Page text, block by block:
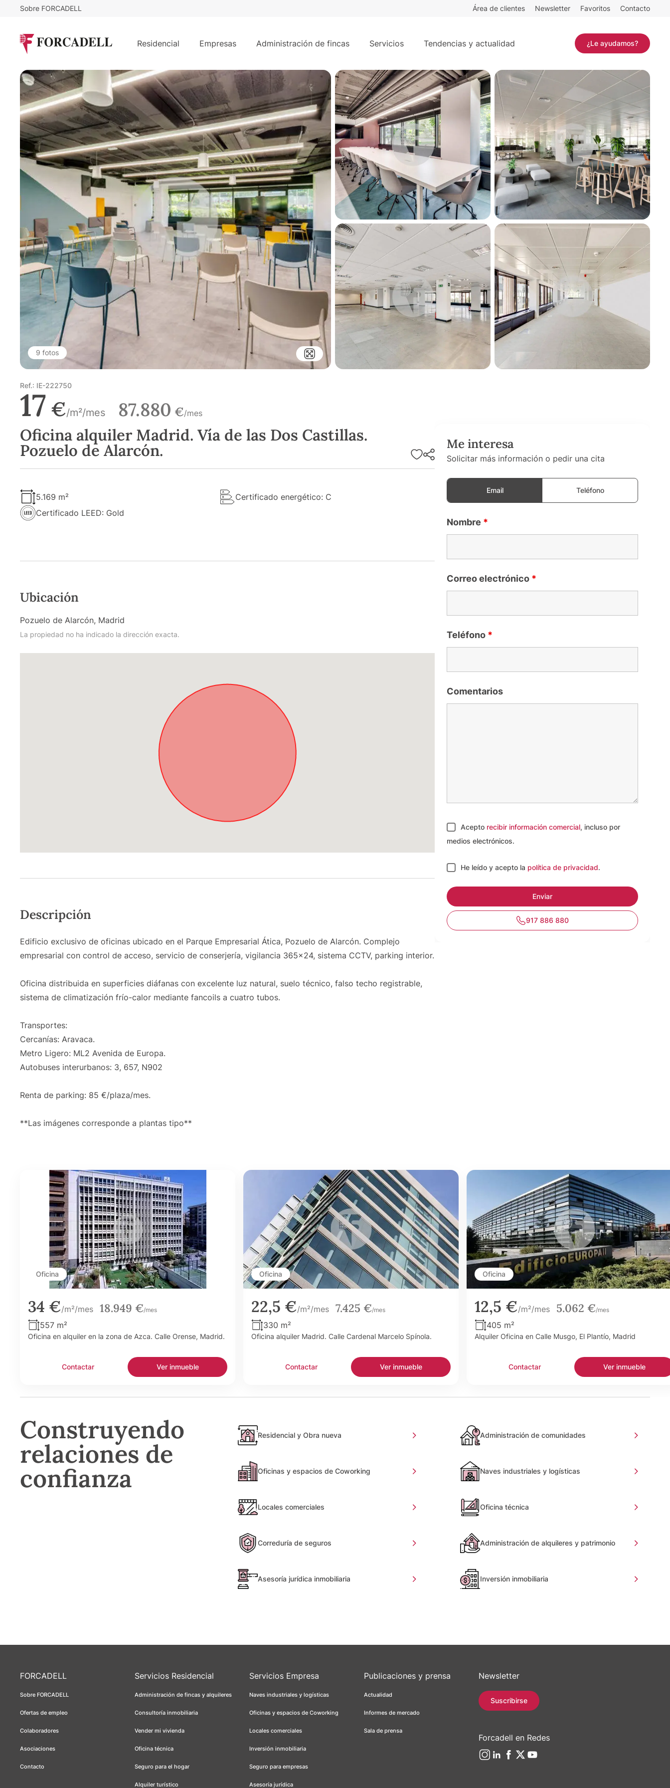
Sobre FORCADELL Área de clientes Newsletter Favoritos Contacto
Residencial Empresas Administración de fincas Servicios Tendencias y actualidad ¿Le ayudamos?
Oficina alquiler Madrid. Vía de las Dos Castillas. Pozuelo de Alarcón.
9 fotos
Ref.: IE-222750
17 €/m²/mes 87.880 €/mes
Oficina alquiler Madrid. Vía de las Dos Castillas.
Pozuelo de Alarcón.
5.169 m²
Certificado energético: C
Certificado LEED: Gold
Ubicación
Pozuelo de Alarcón, Madrid
La propiedad no ha indicado la dirección exacta.
Descripción
Edificio exclusivo de oficinas ubicado en el Parque Empresarial Ática, Pozuelo de Alarcón. Complejo
empresarial con control de acceso, servicio de conserjería, vigilancia 365x24, sistema CCTV, parking interior.
Oficina distribuida en superficies diáfanas con excelente luz natural, suelo técnico, falso techo registrable,
sistema de climatización frío-calor mediante fancoils a cuatro tubos.
Transportes:
Cercanías: Aravaca.
Metro Ligero: ML2 Avenida de Europa.
Autobuses interurbanos: 3, 657, N902
Renta de parking: 85 €/plaza/mes.
**Las imágenes corresponde a plantas tipo**
Me interesa
Solicitar más información o pedir una cita
Email Teléfono
Nombre *
Correo electrónico *
Teléfono *
Comentarios
Acepto recibir información comercial, incluso por
medios electrónicos.
He leído y acepto la política de privacidad.
917 886 880
Oficina
34 €/m²/mes 18.949 €/mes
557 m²
Oficina en alquiler en la zona de Azca. Calle Orense, Madrid.
Contactar Ver inmueble
Oficina
22,5 €/m²/mes 7.425 €/mes
330 m²
Oficina alquiler Madrid. Calle Cardenal Marcelo Spínola.
Contactar Ver inmueble
Oficina
12,5 €/m²/mes 5.062 €/mes
405 m²
Alquiler Oficina en Calle Musgo, El Plantío, Madrid
Contactar Ver inmueble
Construyendo
relaciones de
confianza
Residencial y Obra nueva Administración de comunidades
Oficinas y espacios de Coworking Naves industriales y logísticas
Locales comerciales Oficina técnica
Correduría de seguros Administración de alquileres y patrimonio
Asesoría jurídica inmobiliaria Inversión inmobiliaria
FORCADELL
Sobre FORCADELL
Ofertas de empleo
Colaboradores
Asociaciones
Contacto
Servicios Residencial
Administración de fincas y alquileres
Consultoría inmobiliaria
Vender mi vivienda
Oficina técnica
Seguro para el hogar
Alquiler turístico
Servicios Empresa
Naves industriales y logísticas
Oficinas y espacios de Coworking
Locales comerciales
Inversión inmobiliaria
Seguro para empresas
Asesoría jurídica
Publicaciones y prensa
Actualidad
Informes de mercado
Sala de prensa
Newsletter
Suscribirse
Forcadell en Redes